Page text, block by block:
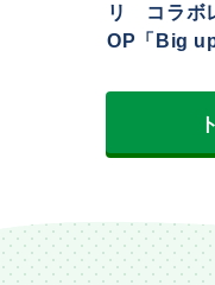
リ コラボ
OP「Big